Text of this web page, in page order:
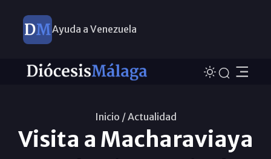
Ayuda a Venezuela
Inicio /Actualidad
Visita a Macharaviaya